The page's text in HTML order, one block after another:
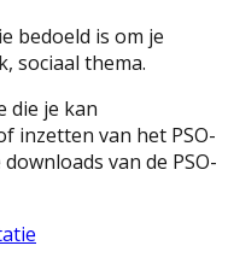
bedoeld is om je
sociaal thema.
die je kan
inzetten van het PSO-
van de PSO-